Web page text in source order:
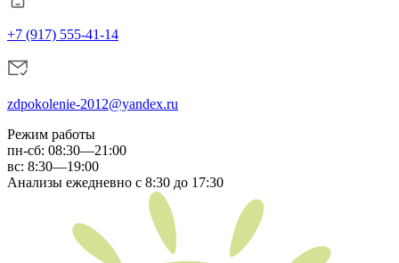
+7 (917) 555-41-14
zdpokolenie-2012@yandex.ru
Режим работы
пн-сб: 08:30—21:00
вс: 8:30—19:00
Анализы ежедневно с 8:30 до 17:30